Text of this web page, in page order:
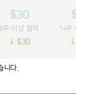
$30
6주 이상 절약
↓ $30
14주 이
↓
니다.